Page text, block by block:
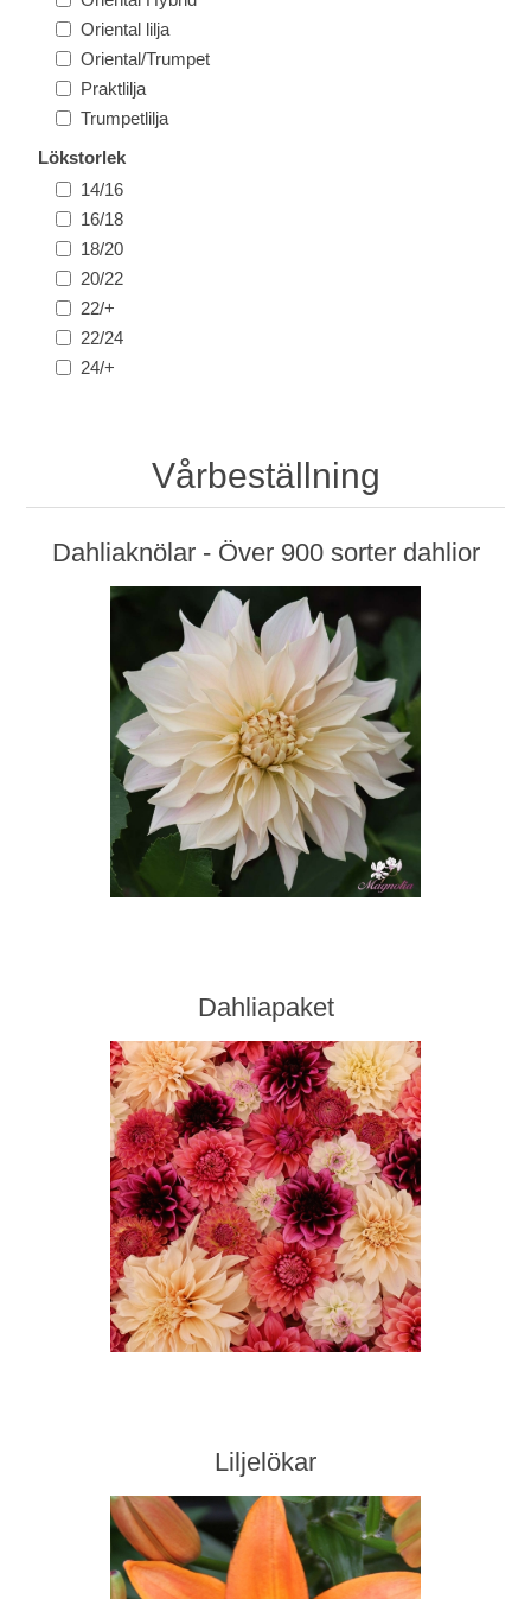
Oriental lilja
Oriental/Trumpet
Praktlilja
Trumpetlilja
Lökstorlek
14/16
16/18
18/20
20/22
22/+
22/24
24/+
Vårbeställning
Dahliaknölar - Över 900 sorter dahlior
Dahliapaket
Liljelökar